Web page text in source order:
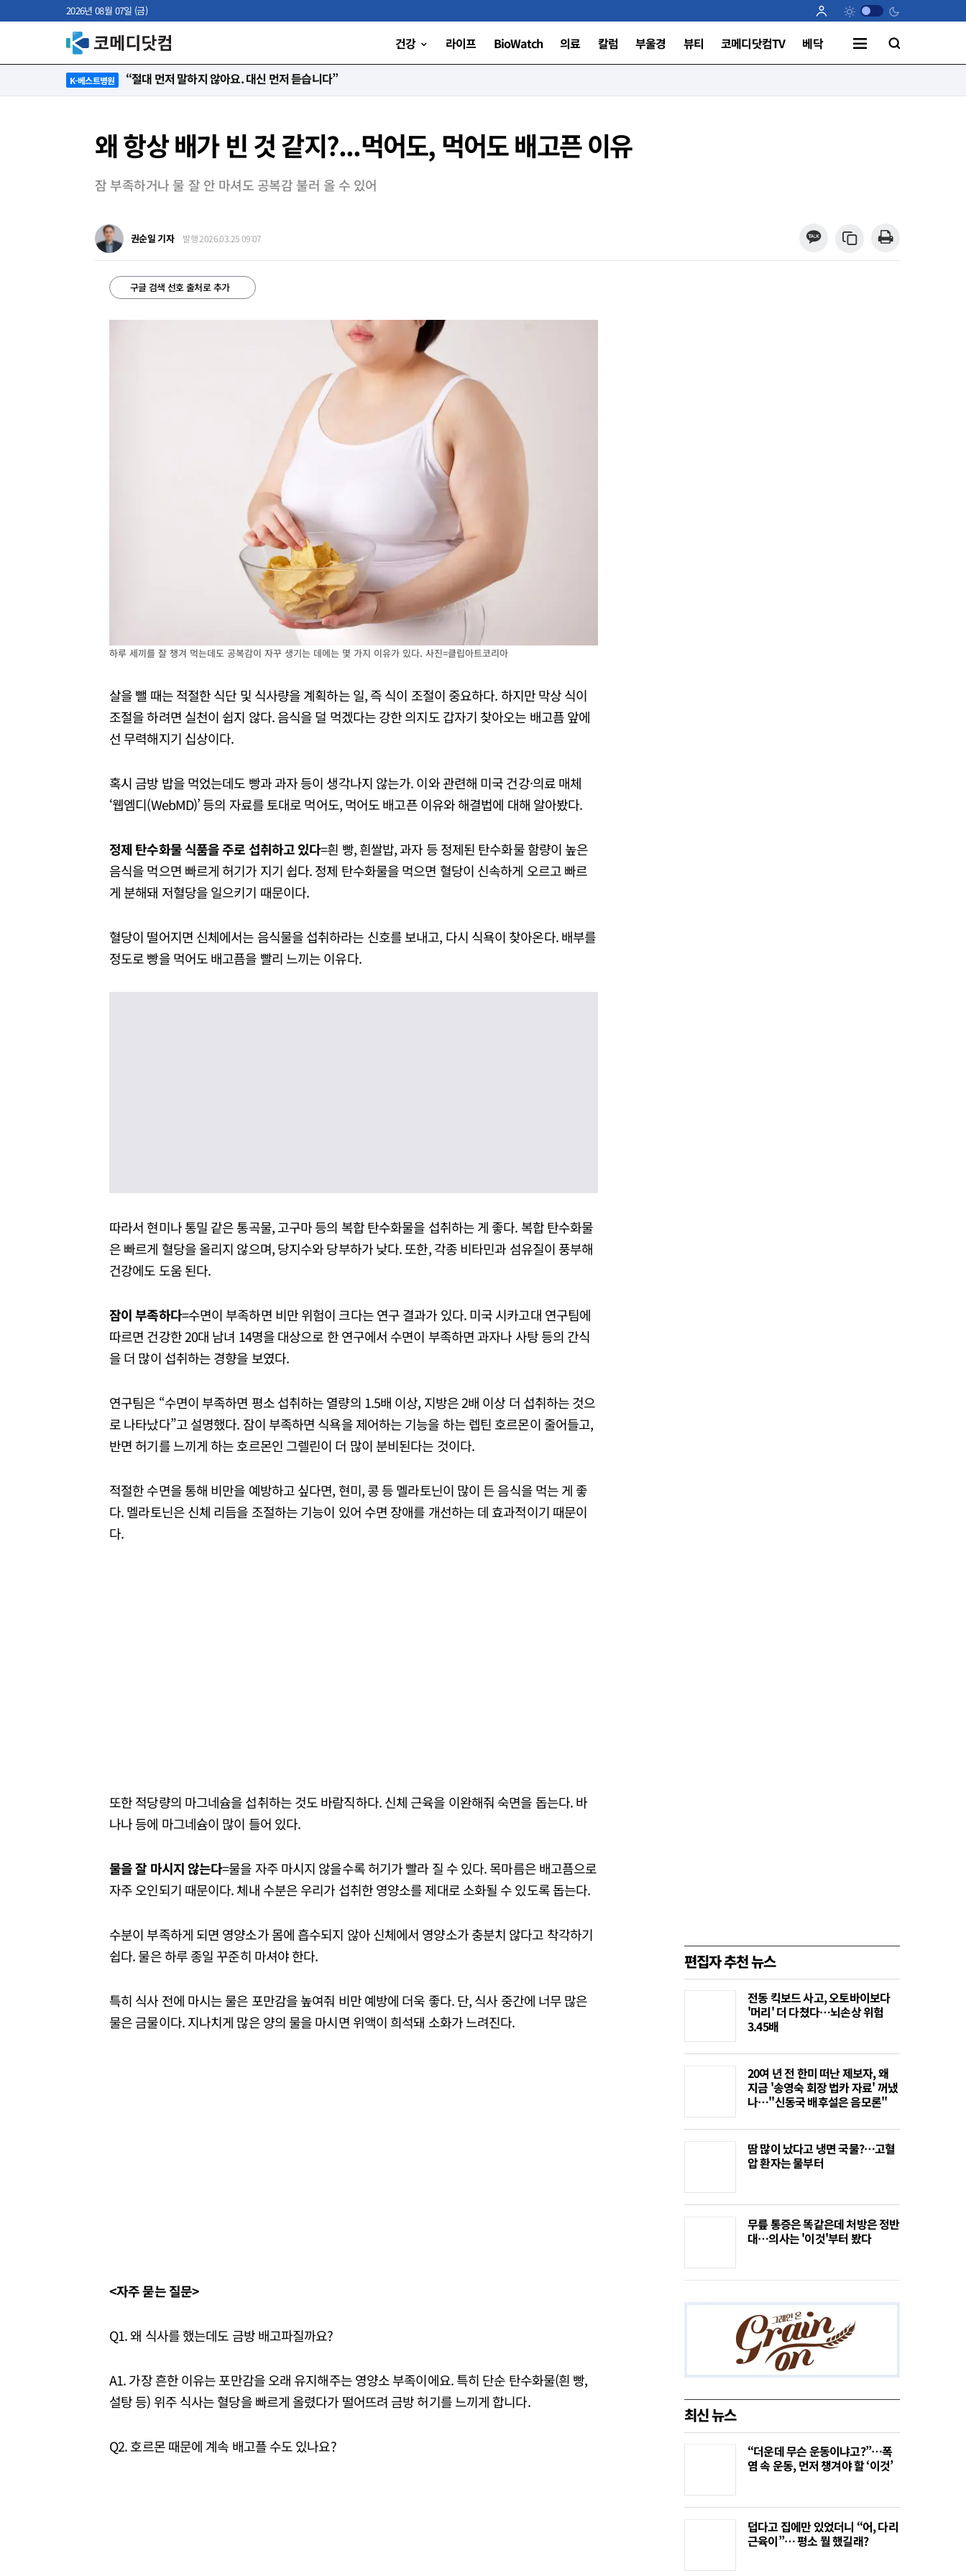
2026년 08월 07일 (금)
건강 라이프 BioWatch 의료 칼럼 부울경 뷰티 코메디닷컴TV 베닥
K-베스트병원 “절대 먼저 말하지 않아요. 대신 먼저 듣습니다”
왜 항상 배가 빈 것 같지?...먹어도, 먹어도 배고픈 이유
잠 부족하거나 물 잘 안 마셔도 공복감 불러 올 수 있어
권순일 기자 발행 2026.03.25 09:07
구글 검색 선호 출처로 추가
하루 세끼를 잘 챙겨 먹는데도 공복감이 자꾸 생기는 데에는 몇 가지 이유가 있다. 사진=클립아트코리아
살을 뺄 때는 적절한 식단 및 식사량을 계획하는 일, 즉 식이 조절이 중요하다. 하지만 막상 식이
조절을 하려면 실천이 쉽지 않다. 음식을 덜 먹겠다는 강한 의지도 갑자기 찾아오는 배고픔 앞에
선 무력해지기 십상이다.
혹시 금방 밥을 먹었는데도 빵과 과자 등이 생각나지 않는가. 이와 관련해 미국 건강·의료 매체
‘웹엠디(WebMD)’ 등의 자료를 토대로 먹어도, 먹어도 배고픈 이유와 해결법에 대해 알아봤다.
정제 탄수화물 식품을 주로 섭취하고 있다=흰 빵, 흰쌀밥, 과자 등 정제된 탄수화물 함량이 높은
음식을 먹으면 빠르게 허기가 지기 쉽다. 정제 탄수화물을 먹으면 혈당이 신속하게 오르고 빠르
게 분해돼 저혈당을 일으키기 때문이다.
혈당이 떨어지면 신체에서는 음식물을 섭취하라는 신호를 보내고, 다시 식욕이 찾아온다. 배부를
정도로 빵을 먹어도 배고픔을 빨리 느끼는 이유다.
따라서 현미나 통밀 같은 통곡물, 고구마 등의 복합 탄수화물을 섭취하는 게 좋다. 복합 탄수화물
은 빠르게 혈당을 올리지 않으며, 당지수와 당부하가 낮다. 또한, 각종 비타민과 섬유질이 풍부해
건강에도 도움 된다.
잠이 부족하다=수면이 부족하면 비만 위험이 크다는 연구 결과가 있다. 미국 시카고대 연구팀에
따르면 건강한 20대 남녀 14명을 대상으로 한 연구에서 수면이 부족하면 과자나 사탕 등의 간식
을 더 많이 섭취하는 경향을 보였다.
연구팀은 “수면이 부족하면 평소 섭취하는 열량의 1.5배 이상, 지방은 2배 이상 더 섭취하는 것으
로 나타났다”고 설명했다. 잠이 부족하면 식욕을 제어하는 기능을 하는 렙틴 호르몬이 줄어들고,
반면 허기를 느끼게 하는 호르몬인 그렐린이 더 많이 분비된다는 것이다.
적절한 수면을 통해 비만을 예방하고 싶다면, 현미, 콩 등 멜라토닌이 많이 든 음식을 먹는 게 좋
다. 멜라토닌은 신체 리듬을 조절하는 기능이 있어 수면 장애를 개선하는 데 효과적이기 때문이
다.
또한 적당량의 마그네슘을 섭취하는 것도 바람직하다. 신체 근육을 이완해줘 숙면을 돕는다. 바
나나 등에 마그네슘이 많이 들어 있다.
물을 잘 마시지 않는다=물을 자주 마시지 않을수록 허기가 빨라 질 수 있다. 목마름은 배고픔으로
자주 오인되기 때문이다. 체내 수분은 우리가 섭취한 영양소를 제대로 소화될 수 있도록 돕는다.
수분이 부족하게 되면 영양소가 몸에 흡수되지 않아 신체에서 영양소가 충분치 않다고 착각하기
쉽다. 물은 하루 종일 꾸준히 마셔야 한다.
특히 식사 전에 마시는 물은 포만감을 높여줘 비만 예방에 더욱 좋다. 단, 식사 중간에 너무 많은
물은 금물이다. 지나치게 많은 양의 물을 마시면 위액이 희석돼 소화가 느려진다.
<자주 묻는 질문>
Q1. 왜 식사를 했는데도 금방 배고파질까요?
A1. 가장 흔한 이유는 포만감을 오래 유지해주는 영양소 부족이에요. 특히 단순 탄수화물(흰 빵,
설탕 등) 위주 식사는 혈당을 빠르게 올렸다가 떨어뜨려 금방 허기를 느끼게 합니다.
Q2. 호르몬 때문에 계속 배고플 수도 있나요?
편집자 추천 뉴스
전동 킥보드 사고, 오토바이보다
'머리' 더 다쳤다…뇌손상 위험
3.45배
20여 년 전 한미 떠난 제보자, 왜
지금 '송영숙 회장 법카 자료' 꺼냈
나…"신동국 배후설은 음모론"
땀 많이 났다고 냉면 국물?…고혈
압 환자는 물부터
무릎 통증은 똑같은데 처방은 정반
대…의사는 '이것'부터 봤다
최신 뉴스
“더운데 무슨 운동이냐고?”…폭
염 속 운동, 먼저 챙겨야 할 ‘이것’
덥다고 집에만 있었더니 “어, 다리
근육이”… 평소 뭘 했길래?